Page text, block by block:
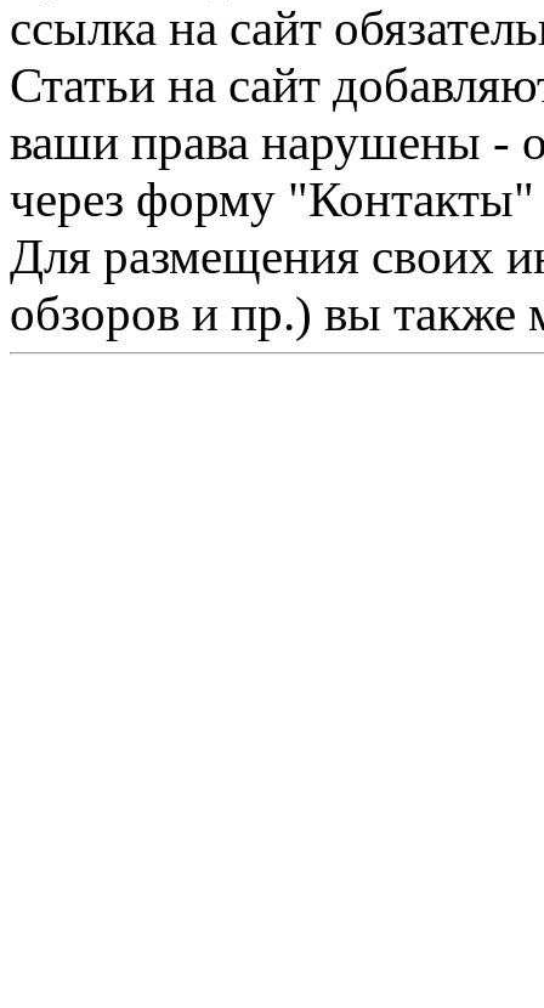
ссылка на сайт
Статьи на сайт
ваши права нарушены -
через форму "Контакты"
Для размещения своих
обзоров и пр.) вы также